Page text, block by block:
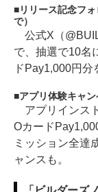
リリース記念フ
で）
公式X（
で、抽選で10名
ドPay1,000円分
アプリ体験キャン
アプリインス
Oカード
ミッション全達
ャンスも。